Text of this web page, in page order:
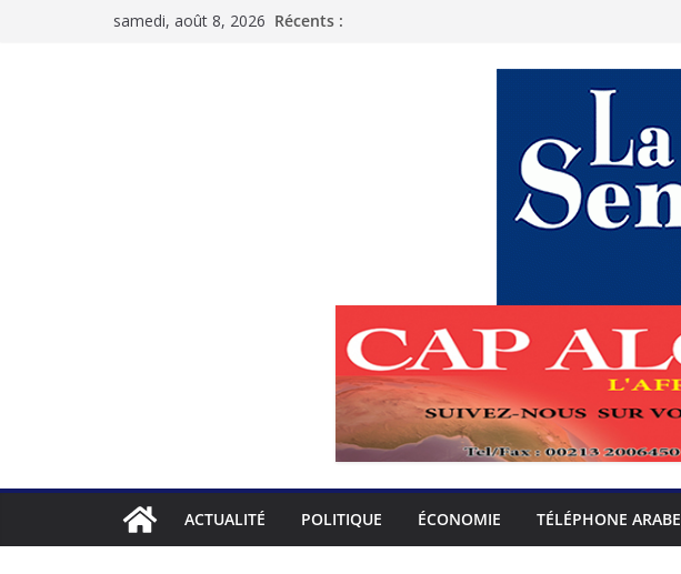
samedi, août 8, 2026 Récents :
ACTUALITÉ POLITIQUE ÉCONOMIE TÉLÉPHONE ARABE